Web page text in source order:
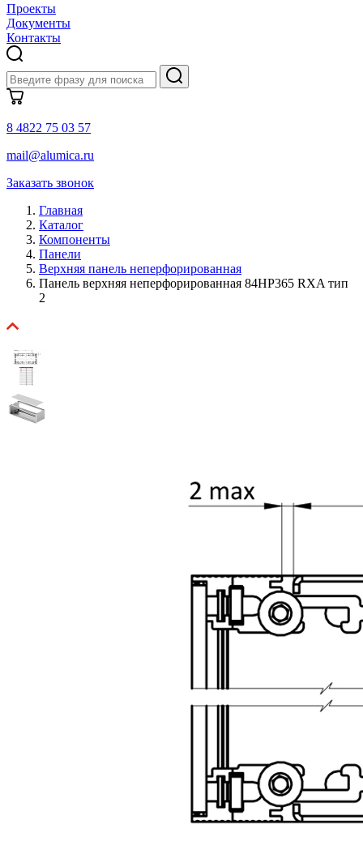
Проекты
Документы
Контакты
8 4822 75 03 57
mail@alumica.ru
Заказать звонок
Главная
Каталог
Компоненты
Панели
Верхняя панель неперфорированная
Панель верхняя неперфорированная 84HP365 RXA тип
2